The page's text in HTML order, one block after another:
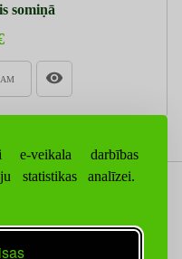
e-veikala darbības
statistikas analīzei.
somiņā